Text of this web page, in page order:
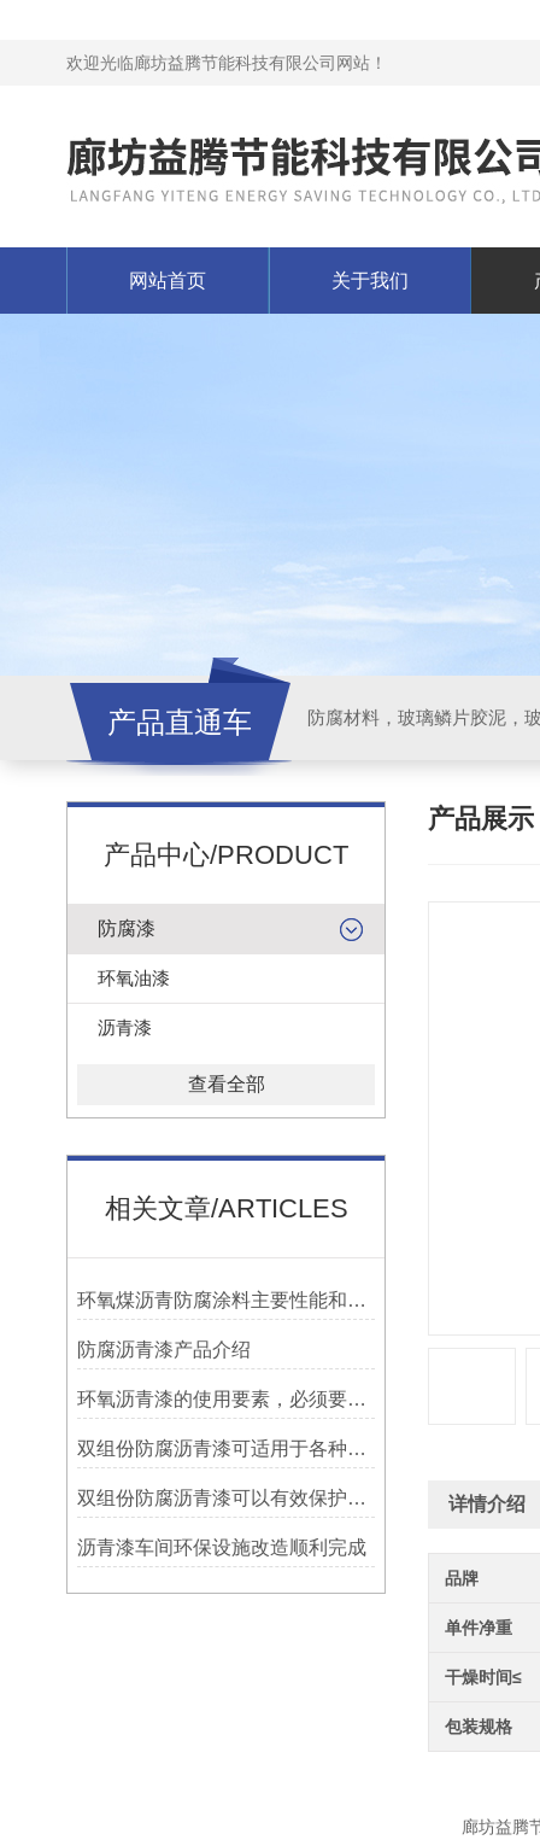
欢迎光临廊坊益腾节能科技有限公司网站！
网站首页 关于我们
产品直通车
产品中心/PRODUCT
防腐漆
环氧油漆
沥青漆
查看全部
相关文章/ARTICLES
环氧煤沥青防腐涂料主要性能和用途
防腐沥青漆产品介绍
环氧沥青漆的使用要素，必须要知道！
双组份防腐沥青漆可适用于各种材质的表面处理
双组份防腐沥青漆可以有效保护设施免受腐蚀侵蚀
沥青漆车间环保设施改造顺利完成
产品展示
详情介绍
品牌
单件净重
干燥时间≤
包装规格
廊坊益腾节